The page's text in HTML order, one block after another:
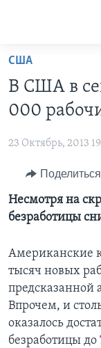
Перейти
основной
контент
Перейти
навигации
Перейти
ПРОГРАММЫ
НОВОСТИ ЗА
ИТОГИ
ПОЧЕМУ ЭТО
ДИСКУССИЯ VOA
ДЕТАЛИ
НЬЮ-ЙОРК NEW
ПРОЕКТЫ
УЧИМ
НАША
А КАК В
АРТЕФАКТЫ
ТЕСТЫ
ЭКСПЕРТИЗА
ИНТЕРВЬЮ
ФАКТЫ
ЗА СВОБОДУ
УЧИМ
ВИДЕО
ПОДПИСКА НА
Learning English
США
В США в
000
23 Октябрь, 2013
Поделиться
Несмотря на
безработицы
Американские
тысяч новых
предсказанной
Впрочем, и
оказалось
безработицы